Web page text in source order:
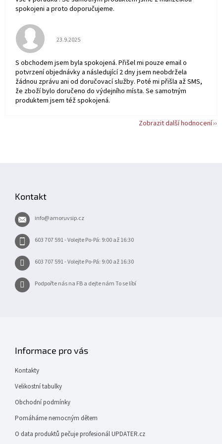
spokojeni a proto doporučujeme.
Hodnocení obchodu je 5 z 5 hvězdiček.
23.9.2025
S obchodem jsem byla spokojená. Přišel mi pouze email o
potvrzení objednávky a následující 2 dny jsem neobdržela
žádnou zprávu ani od doručovací služby. Poté mi přišla až SMS,
že zboží bylo doručeno do výdejního místa. Se samotným
produktem jsem též spokojená.
Zobrazit další hodnocení
Kontakt
info@amoruvsip.cz
603 707 591 - Volejte Po-Pá: 9:00 až 16:30
603 707 591 - Volejte Po-Pá: 9:00 až 16:30
Podpořte nás na FB a dejte nám To se líbí
Informace pro vás
Kontakty
Velikostní tabulky
Obchodní podmínky
Pomáháme nemocným dětem
O data produktů pečuje profesionál UPDATER.cz